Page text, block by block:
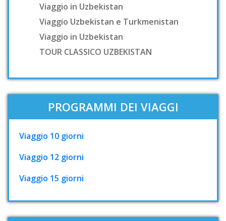
Viaggio in Uzbekistan
Viaggio Uzbekistan e Turkmenistan
Viaggio in Uzbekistan
TOUR CLASSICO UZBEKISTAN
PROGRAMMI DEI VIAGGI
Viaggio 10 giorni
Viaggio 12 giorni
Viaggio 15 giorni